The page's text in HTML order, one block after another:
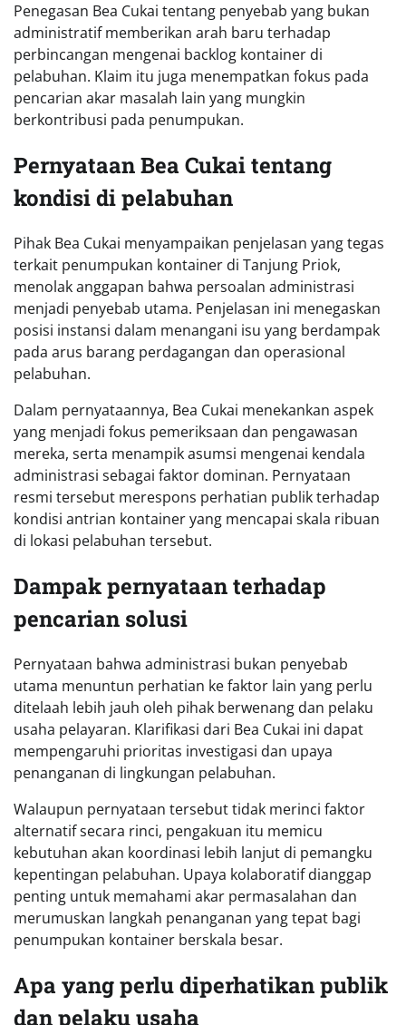
Penegasan Bea Cukai tentang penyebab yang bukan
administratif memberikan arah baru terhadap
perbincangan mengenai backlog kontainer di
pelabuhan. Klaim itu juga menempatkan fokus pada
pencarian akar masalah lain yang mungkin
berkontribusi pada penumpukan.
Pernyataan Bea Cukai tentang
kondisi di pelabuhan
Pihak Bea Cukai menyampaikan penjelasan yang tegas
terkait penumpukan kontainer di Tanjung Priok,
menolak anggapan bahwa persoalan administrasi
menjadi penyebab utama. Penjelasan ini menegaskan
posisi instansi dalam menangani isu yang berdampak
pada arus barang perdagangan dan operasional
pelabuhan.
Dalam pernyataannya, Bea Cukai menekankan aspek
yang menjadi fokus pemeriksaan dan pengawasan
mereka, serta menampik asumsi mengenai kendala
administrasi sebagai faktor dominan. Pernyataan
resmi tersebut merespons perhatian publik terhadap
kondisi antrian kontainer yang mencapai skala ribuan
di lokasi pelabuhan tersebut.
Dampak pernyataan terhadap
pencarian solusi
Pernyataan bahwa administrasi bukan penyebab
utama menuntun perhatian ke faktor lain yang perlu
ditelaah lebih jauh oleh pihak berwenang dan pelaku
usaha pelayaran. Klarifikasi dari Bea Cukai ini dapat
mempengaruhi prioritas investigasi dan upaya
penanganan di lingkungan pelabuhan.
Walaupun pernyataan tersebut tidak merinci faktor
alternatif secara rinci, pengakuan itu memicu
kebutuhan akan koordinasi lebih lanjut di pemangku
kepentingan pelabuhan. Upaya kolaboratif dianggap
penting untuk memahami akar permasalahan dan
merumuskan langkah penanganan yang tepat bagi
penumpukan kontainer berskala besar.
Apa yang perlu diperhatikan publik
dan pelaku usaha